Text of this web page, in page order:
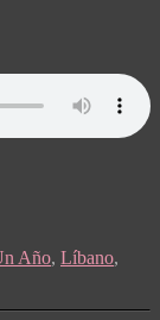
Año, Líbano,